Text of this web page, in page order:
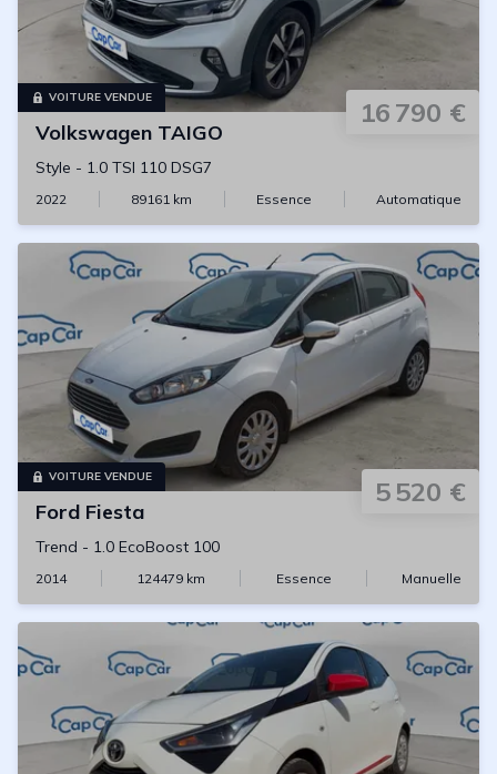
VOITURE VENDUE 16 790 €
Volkswagen TAIGO
Style - 1.0 TSI 110 DSG7
2022 89161 km Essence Automatique
VOITURE VENDUE 5 520 €
Ford Fiesta
Trend - 1.0 EcoBoost 100
2014 124479 km Essence Manuelle